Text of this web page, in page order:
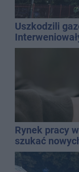
Uszkodzili
Rynek pracy
szukać